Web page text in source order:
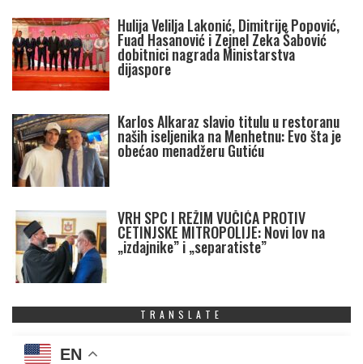
Hulija Velilja Lakonić, Dimitrije Popović,
Fuad Hasanović i Zejnel Zeka Šabović
dobitnici nagrada Ministarstva
dijaspore
Karlos Alkaraz slavio titulu u restoranu
naših iseljenika na Menhetnu: Evo šta je
obećao menadžeru Gutiću
VRH SPC I REŽIM VUČIĆA PROTIV
CETINJSKE MITROPOLIJE: Novi lov na
„izdajnike” i „separatiste”
TRANSLATE
EN